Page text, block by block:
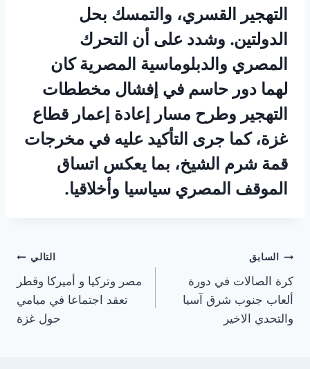
التهجير القسري، والتمسك بحل
الدولتين. وشدد على أن التحرك
المصري والدبلوماسية المصرية كان
لهما دور حاسم في إفشال مخططات
التهجير وطرح مسار إعادة إعمار قطاع
غزة، كما جرى التأكيد عليه في مخرجات
قمة شرم الشيخ، بما يعكس اتساق
الموقف المصري سياسيا وأخلاقيا.
تصفّح
المقالات
السابق
كرة الصالات في دورة
ألعاب جنوب شرق آسيا
والتحدي الاخير
التالي
مصر وتركيا و أميركا وقطر
تعقد اجتماعا في ميامي
حول غزة